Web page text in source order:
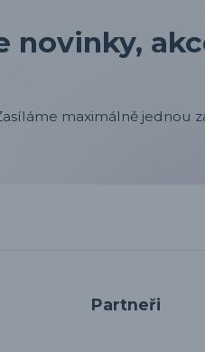
novinky,
maximálně jednou
Partneři